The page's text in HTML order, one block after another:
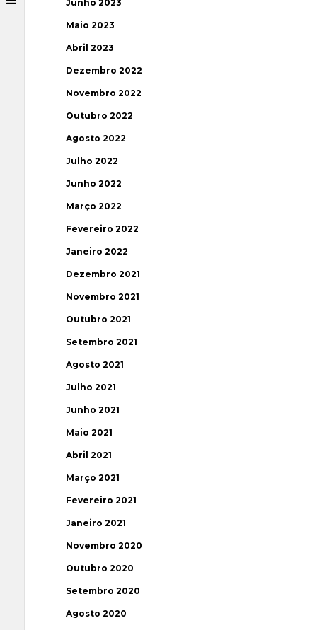
Junho 2023
Maio 2023
Abril 2023
Dezembro 2022
Novembro 2022
Outubro 2022
Agosto 2022
Julho 2022
Junho 2022
Março 2022
Fevereiro 2022
Janeiro 2022
Dezembro 2021
Novembro 2021
Outubro 2021
Setembro 2021
Agosto 2021
Julho 2021
Junho 2021
Maio 2021
Abril 2021
Março 2021
Fevereiro 2021
Janeiro 2021
Novembro 2020
Outubro 2020
Setembro 2020
Agosto 2020